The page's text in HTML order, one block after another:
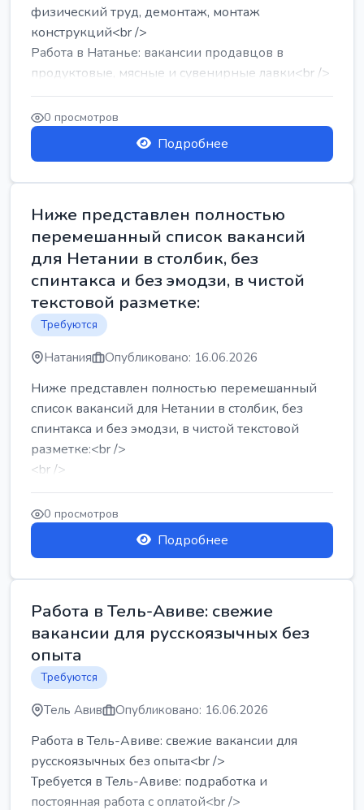
физический труд, демонтаж, монтаж
конструкций<br />
Работа в Натанье: вакансии продавцов в
продуктовые, мясные и сувенирные лавки<br />
Разнорабочий на сборку м...
0 просмотров
Подробнее
Ниже представлен полностью
перемешанный список вакансий
для Нетании в столбик, без
спинтакса и без эмодзи, в чистой
текстовой разметке:
Требуются
Натания Опубликовано: 16.06.2026
Ниже представлен полностью перемешанный
список вакансий для Нетании в столбик, без
спинтакса и без эмодзи, в чистой текстовой
разметке:<br />
<br />
Работа в Нетании на мебельном производстве:
требу...
0 просмотров
Подробнее
Работа в Тель-Авиве: свежие
вакансии для русскоязычных без
опыта
Требуются
Тель Авив Опубликовано: 16.06.2026
Работа в Тель-Авиве: свежие вакансии для
русскоязычных без опыта<br />
Требуется в Тель-Авиве: подработка и
постоянная работа с оплатой<br />